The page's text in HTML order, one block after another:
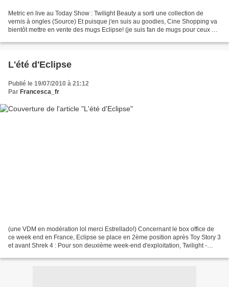
Metric en live au Today Show : Twilight Beauty a sorti une collection de
vernis à ongles (Source) Et puisque j'en suis au goodies, Cine Shopping va
bientôt mettre en vente des mugs Eclipse! (je suis fan de mugs pour ceux qui
L'été d'Eclipse
Publié le 19/07/2010 à 21:12
Par Francesca_fr
(une VDM en modération lol merci Estrellado!) Concernant le box office de
ce week end en France, Eclipse se place en 2ème position après Toy Story 3
et avant Shrek 4 : Pour son deuxième week-end d'exploitation, Twilight -